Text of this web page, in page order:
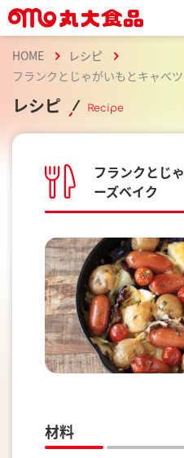
HOME
レシピ
フランクとじゃがいもとキャベ
レシピ Recipe
フランクとじ
ーズベイク
材料